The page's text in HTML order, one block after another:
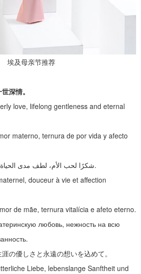
埃及母亲节推荐
深情。
love, lifelong gentleness and eternal
materno, ternura de por vida y afecto
شكرًا لحب الأم، لطف مدى الحياة وعاطفة أبدية.
douceur à vie et affection
de mãe, ternura vitalícia e afeto eterno.
любовь, нежность на всю
の優しさと永遠の想いを込めて。
Liebe, lebenslange Sanftheit und